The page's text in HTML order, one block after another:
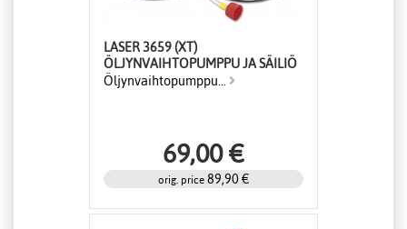
LASER 3659 (XT)
ÖLJYNVAIHTOPUMPPU JA SÄILIÖ
Öljynvaihtopumppu...
69,00 €
orig. price 89,90 €